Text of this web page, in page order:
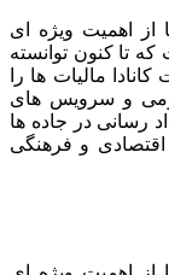
اهمیت ویژه ای
تا کنون توانسته
مالیات ها را
و سرویس های
رسانی در جاده ها
و فرهنگی